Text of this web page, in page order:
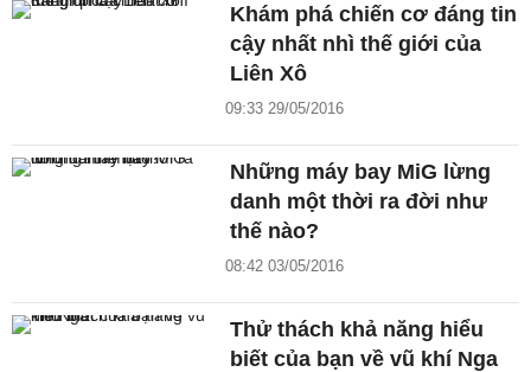
Khám phá chiến cơ đáng tin
cậy nhất nhì thế giới của
Liên Xô
09:33 29/05/2016
Những máy bay MiG lừng
danh một thời ra đời như
thế nào?
08:42 03/05/2016
Thử thách khả năng hiểu
biết của bạn về vũ khí Nga